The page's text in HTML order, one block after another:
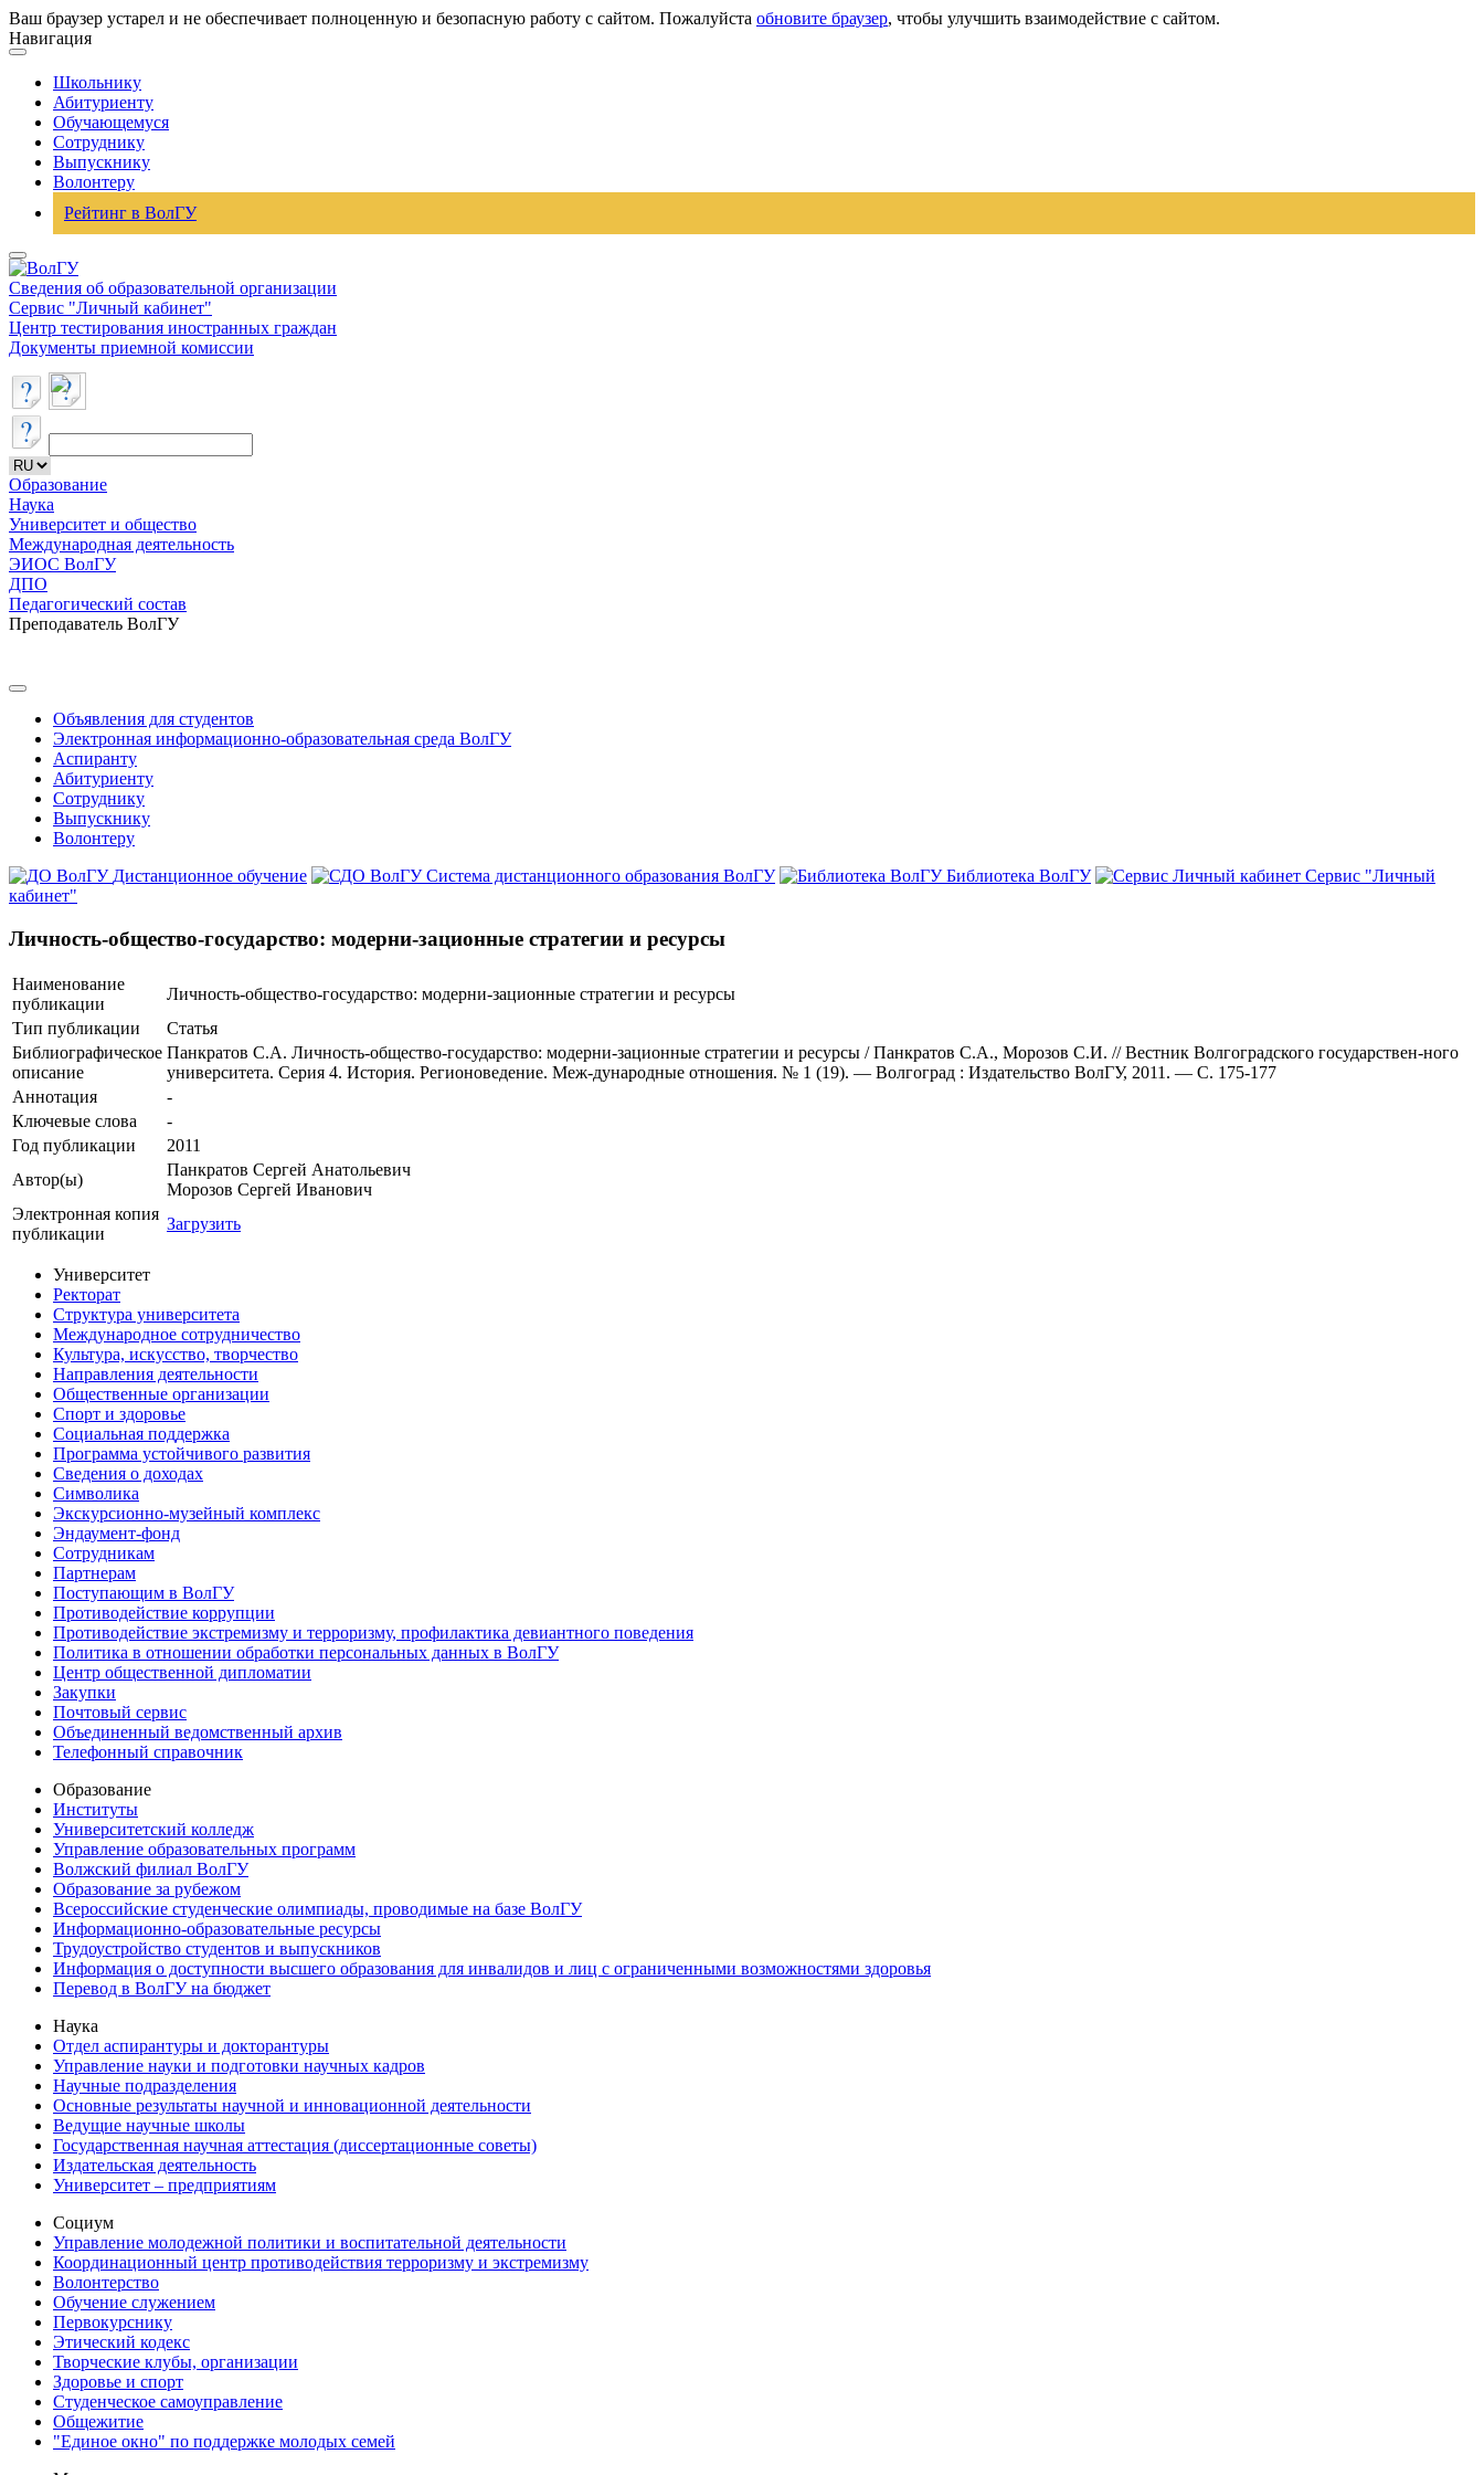
Ваш браузер устарел и не обеспечивает полноценную и безопасную работу с сайтом. Пожалуйста обновите браузер, чтобы улучшить взаимодействие с сайтом.
Навигация
Школьнику
Абитуриенту
Обучающемуся
Сотруднику
Выпускнику
Волонтеру
Рейтинг в ВолГУ
Сведения об образовательной организации
Сервис "Личный кабинет"
Центр тестирования иностранных граждан
Документы приемной комиссии
Образование
Наука
Университет и общество
Международная деятельность
ЭИОС ВолГУ
ДПО
Педагогический состав
Преподаватель ВолГУ
Объявления для студентов
Электронная информационно-образовательная среда ВолГУ
Аспиранту
Абитуриенту
Сотруднику
Выпускнику
Волонтеру
Дистанционное обучение
Система дистанционного образования ВолГУ Библиотека ВолГУ
Сервис "Личный
кабинет"
Личность-общество-государство: модерни-зационные стратегии и ресурсы
Наименование
публикации
Личность-общество-государство: модерни-зационные стратегии и ресурсы
Тип публикации
Статья
Библиографическое
описание
Панкратов С.А. Личность-общество-государство: модерни-зационные стратегии и ресурсы / Панкратов С.А., Морозов С.И. // Вестник Волгоградского государствен-ного
университета. Серия 4. История. Регионоведение. Меж-дународные отношения. № 1 (19). — Волгоград : Издательство ВолГУ, 2011. — С. 175-177
Аннотация
-
Ключевые cлова
-
Год публикации
2011
Автор(ы)
Панкратов Сергей Анатольевич
Морозов Сергей Иванович
Электронная копия
публикации
Загрузить
Университет
Ректорат
Структура университета
Международное сотрудничество
Культура, искусство, творчество
Направления деятельности
Общественные организации
Спорт и здоровье
Социальная поддержка
Программа устойчивого развития
Сведения о доходах
Символика
Экскурсионно-музейный комплекс
Эндаумент-фонд
Сотрудникам
Партнерам
Поступающим в ВолГУ
Противодействие коррупции
Противодействие экстремизму и терроризму, профилактика девиантного поведения
Политика в отношении обработки персональных данных в ВолГУ
Центр общественной дипломатии
Закупки
Почтовый сервис
Объединенный ведомственный архив
Телефонный справочник
Образование
Институты
Университетский колледж
Управление образовательных программ
Волжский филиал ВолГУ
Образование за рубежом
Всероссийские студенческие олимпиады, проводимые на базе ВолГУ
Информационно-образовательные ресурсы
Трудоустройство студентов и выпускников
Информация о доступности высшего образования для инвалидов и лиц с ограниченными возможностями здоровья
Перевод в ВолГУ на бюджет
Наука
Отдел аспирантуры и докторантуры
Управление науки и подготовки научных кадров
Научные подразделения
Основные результаты научной и инновационной деятельности
Ведущие научные школы
Государственная научная аттестация (диссертационные советы)
Издательская деятельность
Университет – предприятиям
Социум
Управление молодежной политики и воспитательной деятельности
Координационный центр противодействия терроризму и экстремизму
Волонтерство
Обучение служением
Первокурснику
Этический кодекс
Творческие клубы, организации
Здоровье и спорт
Студенческое самоуправление
Общежитие
"Единое окно" по поддержке молодых семей